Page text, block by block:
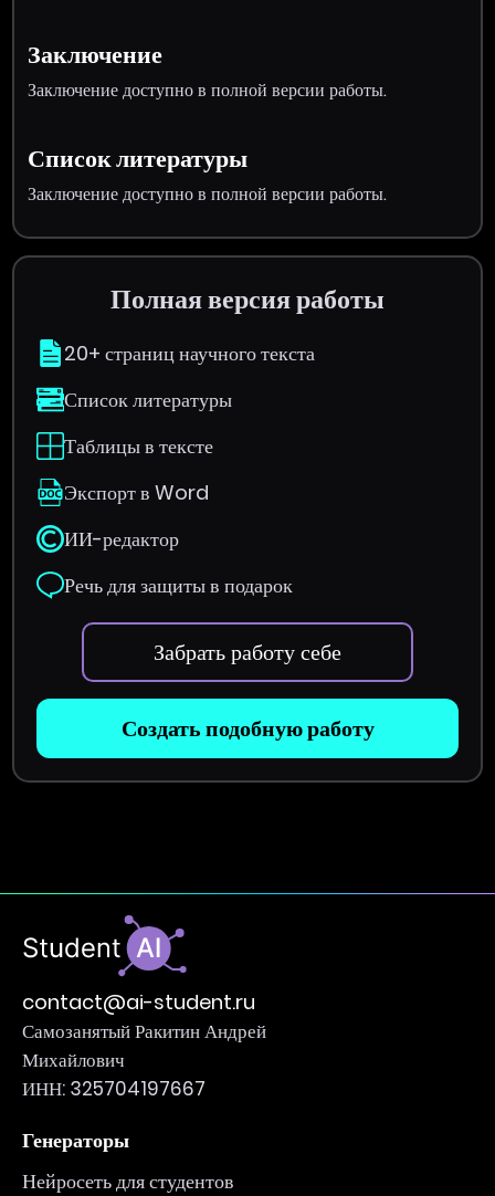
Заключение
Заключение доступно в полной версии работы.
Список литературы
Заключение доступно в полной версии работы.
Полная версия работы
20+ страниц научного текста
Список литературы
Таблицы в тексте
Экспорт в Word
ИИ-редактор
Речь для защиты в подарок
Забрать работу себе
Создать подобную работу
contact@ai-student.ru
Самозанятый Ракитин Андрей
Михайлович
ИНН: 325704197667
Генераторы
Нейросеть для студентов